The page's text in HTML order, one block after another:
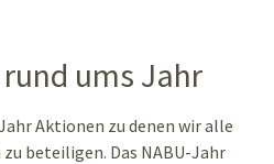
ums Jahr
Aktionen zu denen wir alle
beteiligen. Das NABU-Jahr